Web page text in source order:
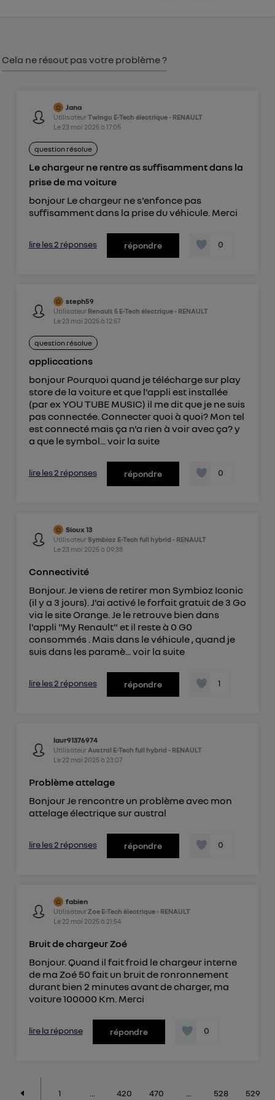
Cela ne résout pas votre problème ?
Jana
UtilisateurTwingo E-Tech électrique - RENAULT
Le 23 mai 2025à 17:05
question résolue
Le chargeur ne rentre as suffisamment dans la
prise de ma voiture
bonjour Le chargeur ne s'enfonce pas
suffisamment dans la prise du véhicule. Merci
lire les 2 réponses répondre 0
steph59
Utilisateur Renault 5 E-Tech électrique - RENAULT
Le 23 mai 2025à 12:57
question résolue
appliccations
bonjour Pourquoi quand je télécharge sur play
store de la voiture et que l'appli est installée
(par ex YOU TUBE MUSIC) il me dit que je ne suis
pas connectée. Connecter quoi à quoi? Mon tel
est connecté mais ça n'a rien à voir avec ça? y
a que le symbol... voir la suite
lire les 2 réponses répondre 0
Sioux 13
UtilisateurSymbioz E-Tech full hybrid - RENAULT
Le 23 mai 2025à 09:38
Connectivité
Bonjour. Je viens de retirer mon Symbioz Iconic
(il y a 3 jours). J'ai activé le forfait gratuit de 3 Go
via le site Orange. Je le retrouve bien dans
l'appli "My Renault" et il reste à 0 G0
consommés . Mais dans le véhicule , quand je
suis dans les paramè... voir la suite
lire les 2 réponses répondre 1
laur91376974
Utilisateur Austral E-Tech full hybrid - RENAULT
Le 22 mai 2025à 23:07
Problème attelage
Bonjour Je rencontre un problème avec mon
attelage électrique sur austral
lire les 2 réponses répondre 0
fabien
UtilisateurZoe E-Tech électrique - RENAULT
Le 22 mai 2025à 21:54
Bruit de chargeur Zoé
Bonjour. Quand il fait froid le chargeur interne
de ma Zoé 50 fait un bruit de ronronnement
durant bien 2 minutes avant de charger, ma
voiture 100000 Km. Merci
lire la réponse répondre 0
1 420 470 528 529
personnelles d'Utiq